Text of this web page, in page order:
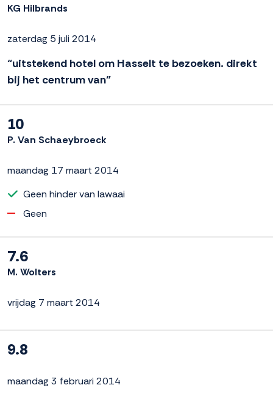
KG Hilbrands
zaterdag 5 juli 2014
“uitstekend hotel om Hasselt te bezoeken. direkt
bij het centrum van”
10
P. Van Schaeybroeck
maandag 17 maart 2014
Geen hinder van lawaai
Geen
7.6
M. Wolters
vrijdag 7 maart 2014
9.8
maandag 3 februari 2014